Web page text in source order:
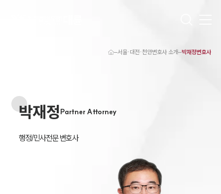
천안이혼전문변호사
천안학교폭력변호사
천안부동산변호사
천안변호사 업무분야
서울·대전·천안변호사 소개 박재정변호사
Partner Attorney
박재정
행정/민사전문 변호사